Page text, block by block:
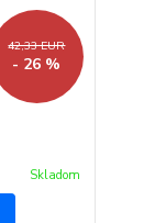
42,33 EUR
- 26 %
Skladom